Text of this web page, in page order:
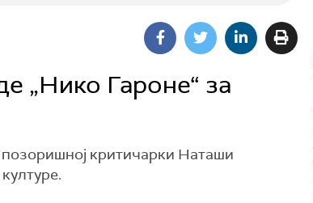
„Нико Гароне“ за
критичарки Наташи